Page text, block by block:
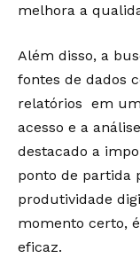
melhora a
Além disso, a
fontes de dados
relatórios em
acesso e a
destacado a
ponto de partida
produtividade
momento certo,
eficaz.